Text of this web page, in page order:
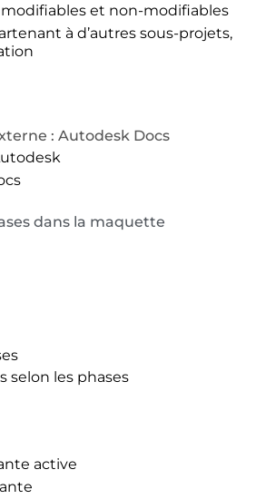
et non-modifiables
à d’autres sous-projets,
: Autodesk Docs
dans la maquette
selon les phases
active